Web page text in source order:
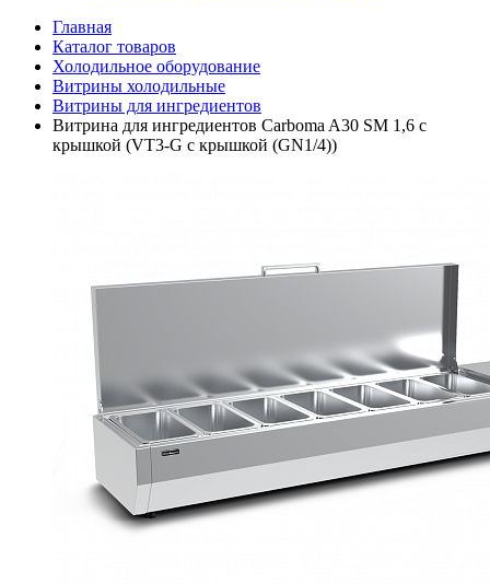
Главная
Каталог товаров
Холодильное оборудование
Витрины холодильные
Витрины для ингредиентов
Витрина для ингредиентов Carboma A30 SM 1,6 с
крышкой (VT3-G с крышкой (GN1/4))